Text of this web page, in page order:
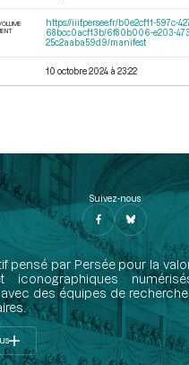
https://iiif.persee.fr/b0e2cf11-597c-
68bcc0acf13b/6f80b006-e203-
25c2aaba59d9/manifest
10 octobre 2024 à 23:22
Suivez-nous
pensé par Persée pour la
iconographiques
des équipes de